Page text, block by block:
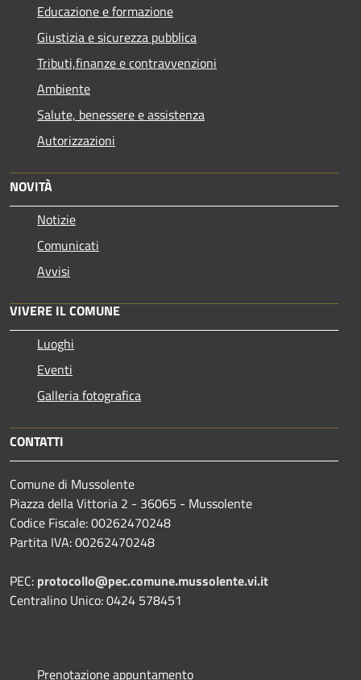
Educazione e formazione
Giustizia e sicurezza pubblica
Tributi,finanze e contravvenzioni
Ambiente
Salute, benessere e assistenza
Autorizzazioni
NOVITÀ
Notizie
Comunicati
Avvisi
VIVERE IL COMUNE
Luoghi
Eventi
Galleria fotografica
CONTATTI
Comune di Mussolente
Piazza della Vittoria 2 - 36065 - Mussolente
Codice Fiscale: 00262470248
Partita IVA: 00262470248
PEC: protocollo@pec.comune.mussolente.vi.it
Centralino Unico: 0424 578451
Prenotazione appuntamento